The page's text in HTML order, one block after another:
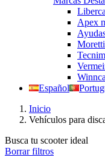
Apex
Español
Inicio
Vehículos para
Busca tu scooter ideal
Borrar filtros